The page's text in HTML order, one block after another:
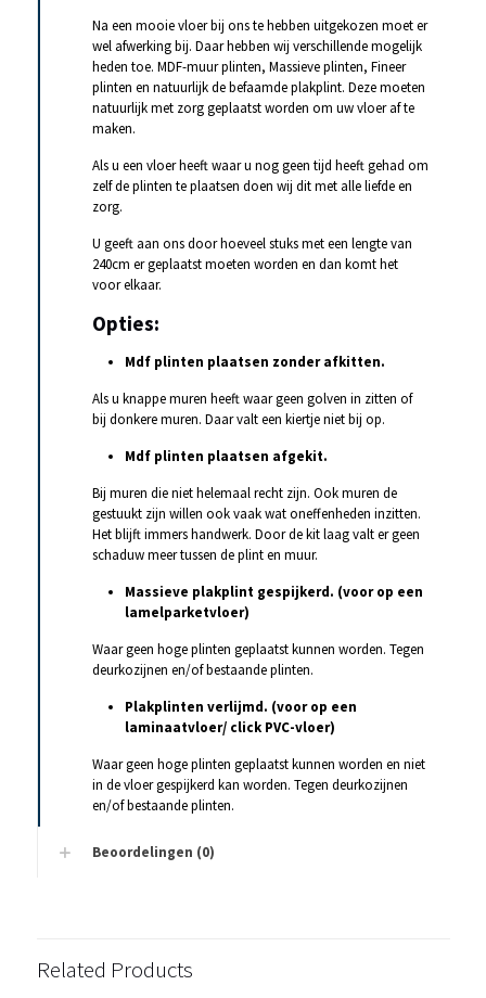
Na een mooie vloer bij ons te hebben uitgekozen moet er
wel afwerking bij. Daar hebben wij verschillende mogelijk
heden toe. MDF-muur plinten, Massieve plinten, Fineer
plinten en natuurlijk de befaamde plakplint. Deze moeten
natuurlijk met zorg geplaatst worden om uw vloer af te
maken.
Als u een vloer heeft waar u nog geen tijd heeft gehad om
zelf de plinten te plaatsen doen wij dit met alle liefde en
zorg.
U geeft aan ons door hoeveel stuks met een lengte van
240cm er geplaatst moeten worden en dan komt het
voor elkaar.
Opties:
Mdf plinten plaatsen zonder afkitten.
Als u knappe muren heeft waar geen golven in zitten of
bij donkere muren. Daar valt een kiertje niet bij op.
Mdf plinten plaatsen afgekit.
Bij muren die niet helemaal recht zijn. Ook muren de
gestuukt zijn willen ook vaak wat oneffenheden inzitten.
Het blijft immers handwerk. Door de kit laag valt er geen
schaduw meer tussen de plint en muur.
Massieve plakplint gespijkerd. (voor op een
lamelparketvloer)
Waar geen hoge plinten geplaatst kunnen worden. Tegen
deurkozijnen en/of bestaande plinten.
Plakplinten verlijmd. (voor op een
laminaatvloer/ click PVC-vloer)
Waar geen hoge plinten geplaatst kunnen worden en niet
in de vloer gespijkerd kan worden. Tegen deurkozijnen
en/of bestaande plinten.
Beoordelingen (0)
Related Products